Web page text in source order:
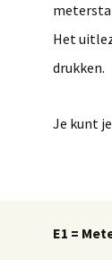
Het
drukken.
Je kunt
E1 =